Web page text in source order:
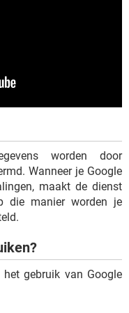
worden door
Wanneer je Google
maakt de dienst
die manier worden je
gebruik van Google